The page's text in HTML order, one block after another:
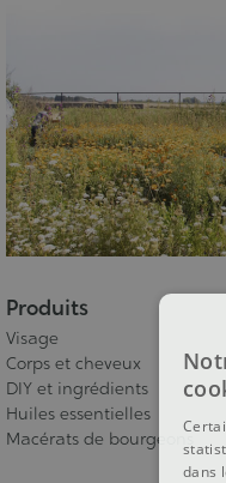
Produits
Visage
Corps et cheveux
DIY et ingrédients
Huiles essentielles
Macérats de bourgeons
dans